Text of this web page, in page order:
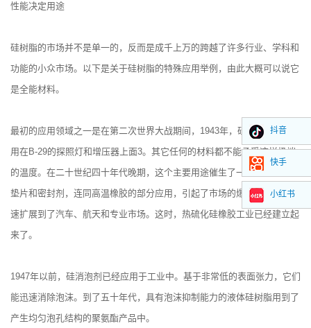
性能决定用途
硅树脂的市场并不是单一的，反而是成千上万的跨越了许多行业、学科和
功能的小众市场。以下是关于硅树脂的特殊应用举例，由此大概可以说它
是全能材料。
最初的应用领域之一是在第二次世界大战期间，1943年，硅橡胶密封垫被
用在B-29的探照灯和增压器上面3。其它任何的材料都不能承受这样极端
的温度。在二十世纪四十年代晚期，这个主要用途催生了一个产业。工业
垫片和密封剂，连同高温橡胶的部分应用，引起了市场的爆发式增长。迅
速扩展到了汽车、航天和专业市场。这时，热硫化硅橡胶工业已经建立起
来了。
1947年以前，硅消泡剂已经应用于工业中。基于非常低的表面张力，它们
能迅速消除泡沫。到了五十年代，具有泡沫抑制能力的液体硅树脂用到了
产生均匀泡孔结构的聚氨酯产品中。
抖音
快手
小红书